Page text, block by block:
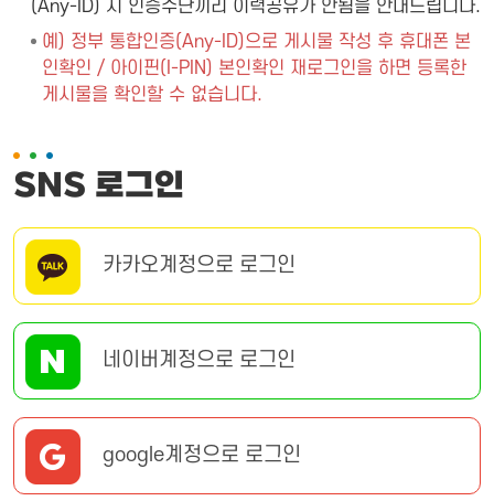
(Any-ID) 시 인증수단끼리 이력공유가 안됨을 안내드립니다.
예) 정부 통합인증(Any-ID)으로 게시물 작성 후 휴대폰 본
인확인 / 아이핀(I-PIN) 본인확인 재로그인을 하면 등록한
게시물을 확인할 수 없습니다.
SNS 로그인
카카오계정으로 로그인
네이버계정으로 로그인
google계정으로 로그인